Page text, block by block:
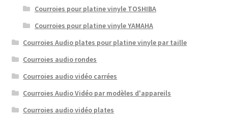
Courroies pour platine vinyle TOSHIBA
Courroies pour platine vinyle YAMAHA
Courroies Audio plates pour platine vinyle par taille
Courroies audio rondes
Courroies audio vidéo carrées
Courroies Audio Vidéo par modèles d'appareils
Courroies audio vidéo plates